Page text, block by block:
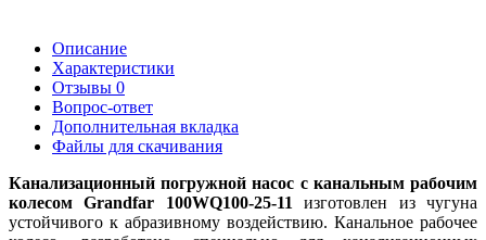
Описание
Характеристики
Отзывы 0
Вопрос-ответ
Дополнительная вкладка
Файлы для скачивания
Канализационный погружной насос с канальным рабочим
колесом Grandfar 100WQ100-25-11изготовлен из чугуна
устойчивого к абразивному воздействию. Канальное рабочее